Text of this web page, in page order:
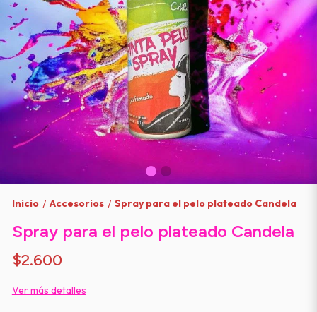
Inicio / Accesorios / Spray para el pelo plateado Candela
Spray para el pelo plateado Candela
$2.600
Ver más detalles